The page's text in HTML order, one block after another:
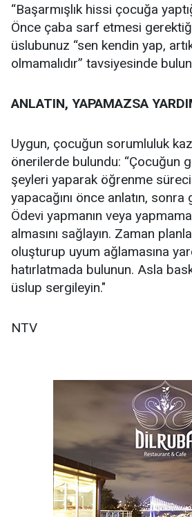
“Başarmışlık hissi çocuğa
Önce çaba sarf etmesi
üslubunuz “sen kendin yap,
olmamalıdır” tavsiyesinde
ANLATIN, YAPAMAZSA
Uygun, çocuğun sorumluluk
önerilerde bulundu: “Çocuğun
şeyleri yaparak öğrenme
yapacağını önce anlatın,
Ödevi yapmanın veya
almasını sağlayın. Zaman
oluşturup uyum ağlamasına
hatırlatmada bulunun. Asla
üslup sergileyin."
NTV